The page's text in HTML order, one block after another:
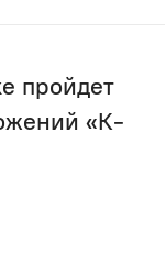
пройдет
«К-